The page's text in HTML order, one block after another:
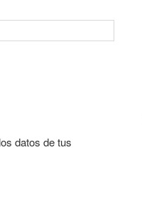
datos de tus